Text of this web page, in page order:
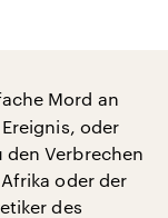
Mord an
oder
den Verbrechen
oder der
des